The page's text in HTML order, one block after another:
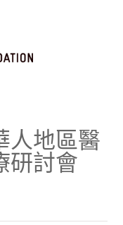
人地區醫
研討會